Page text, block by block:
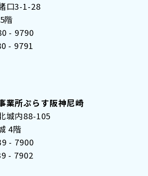
口3-1-28
階
- 9790
- 9791
業所ぷらす阪神尼崎
城内88-105
4階
- 7900
- 7902